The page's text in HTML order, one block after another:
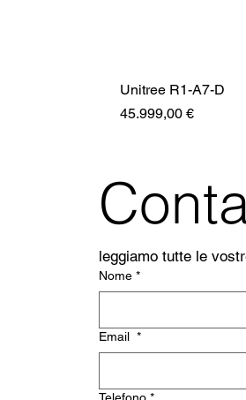
Unitree R1-A7-D
Prezzo
45.999,00 €
leggiamo tutte le
Nome *
Email *